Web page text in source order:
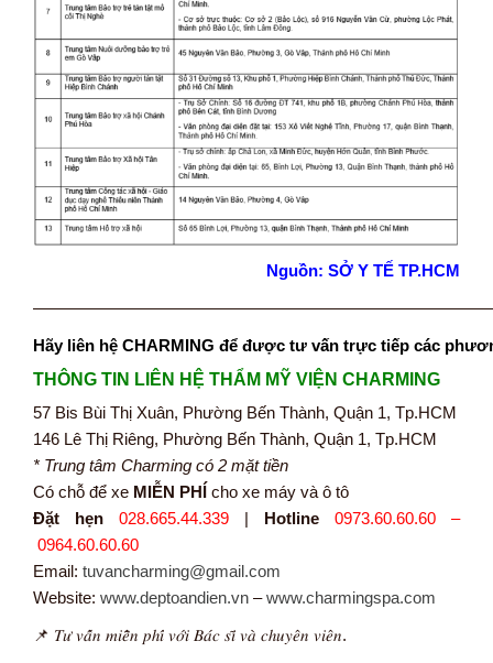
Nguồn: SỞ Y TẾ TP.HCM
Hãy liên hệ CHARMING để được tư vấn trực tiếp các
THÔNG TIN LIÊN HỆ THẨM MỸ VIỆN CHARMING
57 Bis Bùi Thị Xuân, Phường Bến Thành, Quận 1, Tp.HCM
146 Lê Thị Riêng, Phường Bến Thành, Quận 1, Tp.HCM
* Trung tâm Charming có 2 mặt tiền
Có chỗ để xe MIỄN PHÍ cho xe máy và ô tô
Đặt hẹn
028.665.44.339 | Hotline
0973.60.60.60 –
0964.60.60.60
Email: tuvancharming@gmail.com
Website: www.deptoandien.vn –www.charmingspa.com
📌 𝑇𝑢̛ 𝑣𝑎̂́𝑛 𝑚𝑖𝑒̂̃𝑛 𝑝ℎ𝑖́ 𝑣𝑜̛́𝑖 𝐵𝑎́𝑐 𝑠𝑖̃ 𝑣𝑎̀ 𝑐ℎ𝑢𝑦𝑒̂𝑛 𝑣𝑖𝑒̂𝑛.